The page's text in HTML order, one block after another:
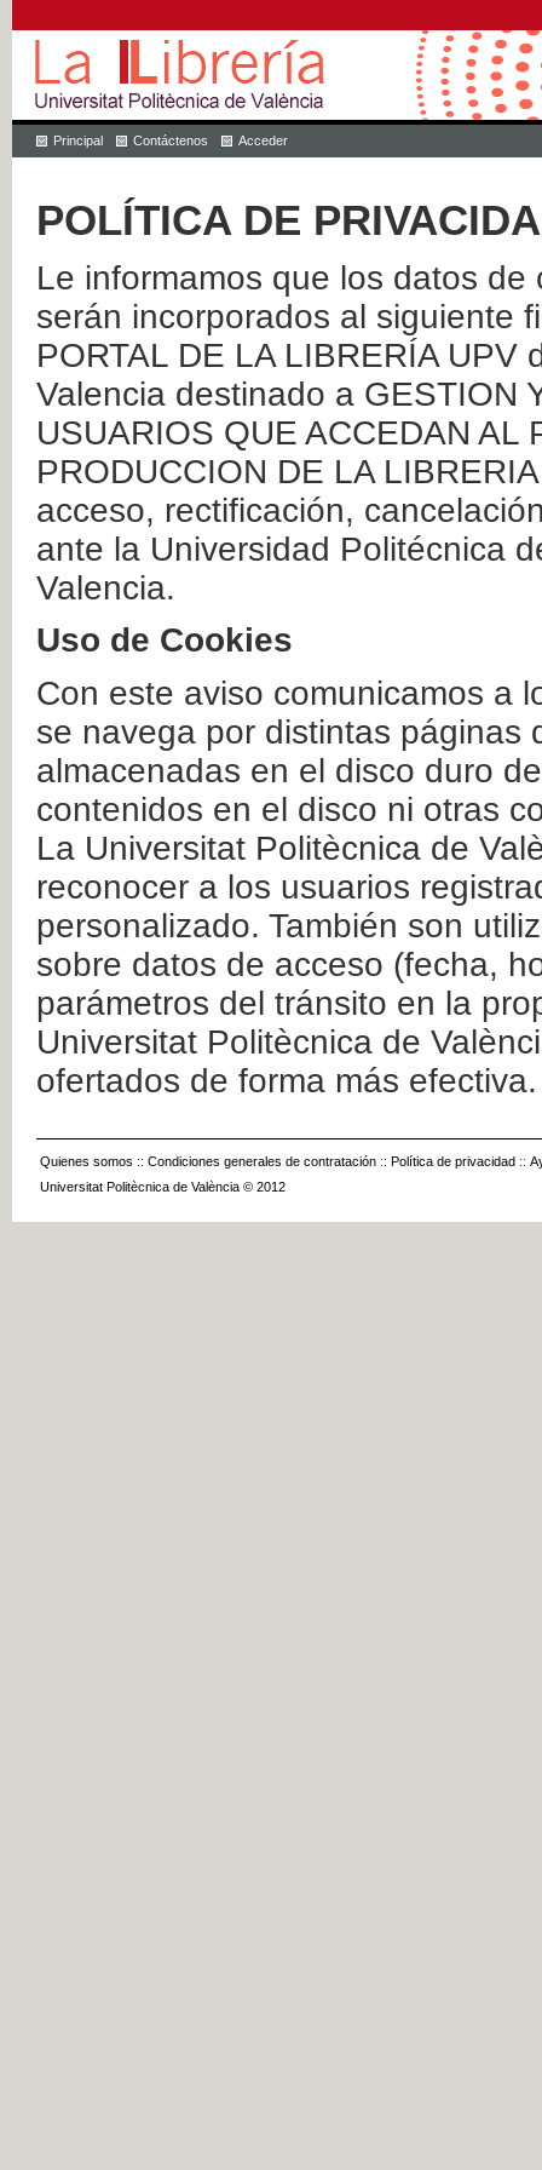
Principal Contáctenos Acceder
POLÍTICA DE
Le informamos que los datos
serán incorporados al siguiente
PORTAL DE LA LIBRERÍA
Valencia destinado a GESTION
USUARIOS QUE ACCEDAN AL
PRODUCCION DE LA
acceso, rectificación,
ante la Universidad Politécnica
Valencia.
Uso de Cookies
Con este aviso comunicamos a
se navega por distintas páginas
almacenadas en el disco duro
contenidos en el disco ni otras
La Universitat Politècnica de
reconocer a los usuarios
personalizado. También son
sobre datos de acceso (fecha,
parámetros del tránsito en la
Universitat Politècnica de
ofertados de forma más efectiva.
Quienes somos :: Condiciones generales de contratación :: Política de privacidad ::
Universitat Politècnica de València © 2012